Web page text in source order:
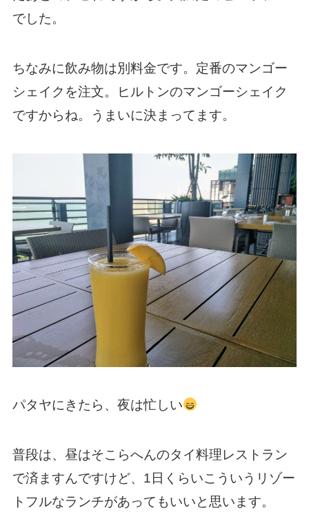
でした。
ちなみに飲み物は別料金です。定番のマンゴー
シェイクを注文。ヒルトンのマンゴーシェイク
ですからね。うまいに決まってます。
パタヤにきたら、夜は忙しい
普段は、昼はそこらへんのタイ料理レストラン
で済ますんですけど、1日くらいこういうリゾー
トフルなランチがあってもいいと思います。